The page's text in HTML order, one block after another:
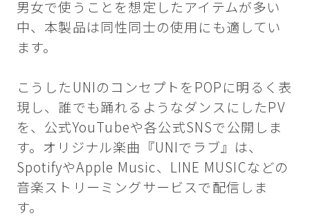
男女で使うことを想定したアイテムが多い
中、本製品は同性同士の使用にも適してい
ます。
こうしたUNIのコンセプトをPOPに明るく表
現し、誰でも踊れるようなダンスにしたPV
を、公式YouTubeや各公式SNSで公開しま
す。オリジナル楽曲『UNIでラブ』は、
SpotifyやApple Music、LINE MUSICなどの
音楽ストリーミングサービスで配信しま
す。